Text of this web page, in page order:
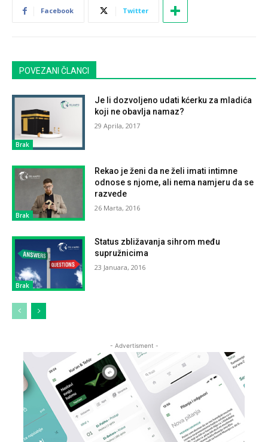
Facebook Twitter
POVEZANI ČLANCI
Brak
Je li dozvoljeno udati kćerku za mladića
koji ne obavlja namaz?
29 Aprila, 2017
Brak
Rekao je ženi da ne želi imati intimne
odnose s njome, ali nema namjeru da se
razvede
26 Marta, 2016
Brak
Status zbližavanja sihrom među
supružnicima
23 Januara, 2016
- Advertisment -